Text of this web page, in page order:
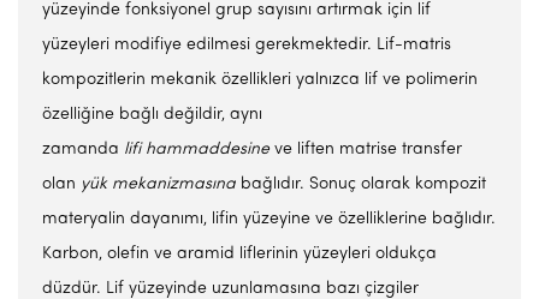
yüzeyinde fonksiyonel grup sayısını artırmak için lif
yüzeyleri modifiye edilmesi gerekmektedir. Lif-matris
kompozitlerin mekanik özellikleri yalnızca lif ve polimerin
özelliğine bağlı değildir, aynı
zamanda lifi hammaddesine ve liften matrise transfer
olan yük mekanizmasına bağlıdır. Sonuç olarak kompozit
materyalin dayanımı, lifin yüzeyine ve özelliklerine bağlıdır.
Karbon, olefin ve aramid liflerinin yüzeyleri oldukça
düzdür. Lif yüzeyinde uzunlamasına bazı çizgiler